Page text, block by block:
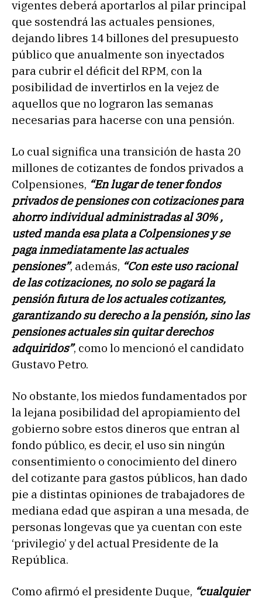
vigentes deberá aportarlos al pilar principal
que sostendrá las actuales pensiones,
dejando libres 14 billones del presupuesto
público que anualmente son inyectados
para cubrir el déficit del RPM, con la
posibilidad de invertirlos en la vejez de
aquellos que no lograron las semanas
necesarias para hacerse con una pensión.
Lo cual significa una transición de hasta 20
millones de cotizantes de fondos privados a
Colpensiones, “En lugar de tener fondos
privados de pensiones con cotizaciones para
ahorro individual administradas al 30% ,
usted manda esa plata a Colpensiones y se
paga inmediatamente las actuales
pensiones”, además, “Con este uso racional
de las cotizaciones, no solo se pagará la
pensión futura de los actuales cotizantes,
garantizando su derecho a la pensión, sino las
pensiones actuales sin quitar derechos
adquiridos”, como lo mencionó el candidato
Gustavo Petro.
No obstante, los miedos fundamentados por
la lejana posibilidad del apropiamiento del
gobierno sobre estos dineros que entran al
fondo público, es decir, el uso sin ningún
consentimiento o conocimiento del dinero
del cotizante para gastos públicos, han dado
pie a distintas opiniones de trabajadores de
mediana edad que aspiran a una mesada, de
personas longevas que ya cuentan con este
‘privilegio’ y del actual Presidente de la
República.
Como afirmó el presidente Duque, “cualquier